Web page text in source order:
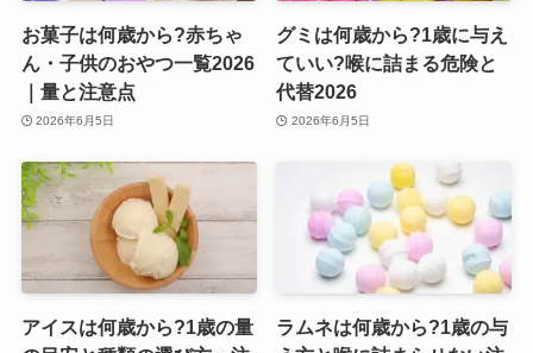
お菓子は何歳から?赤ちゃ
ん・子供のおやつ一覧2026
｜量と注意点
2026年6月5日
グミは何歳から?1歳に与え
ていい?喉に詰まる危険と
代替2026
2026年6月5日
アイスは何歳から?1歳の量
ラムネは何歳から?1歳の与